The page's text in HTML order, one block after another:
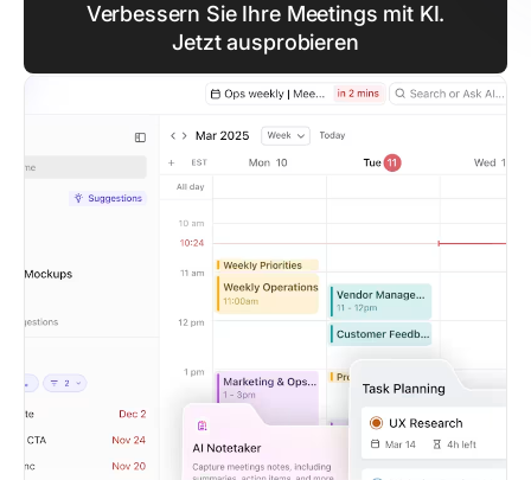
Verbessern Sie Ihre Meetings mit KI.
Jetzt ausprobieren